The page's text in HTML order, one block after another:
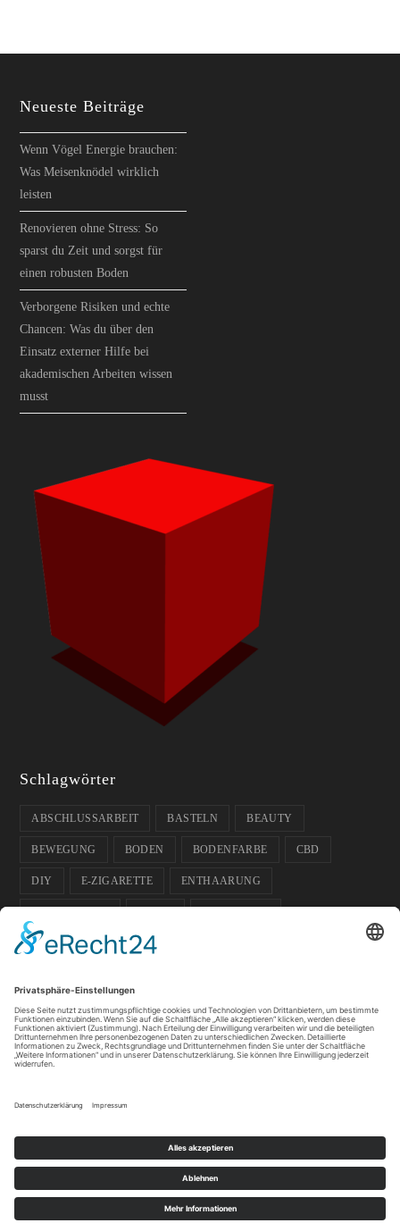
Neueste Beiträge
Wenn Vögel Energie brauchen:
Was Meisenknödel wirklich
leisten
Renovieren ohne Stress: So
sparst du Zeit und sorgst für
einen robusten Boden
Verborgene Risiken und echte
Chancen: Was du über den
Einsatz externer Hilfe bei
akademischen Arbeiten wissen
musst
Schlagwörter
ABSCHLUSSARBEIT BASTELN BEAUTY
BEWEGUNG BODEN BODENFARBE CBD
DIY E-ZIGARETTE ENTHAARUNG
FUSSBODENFARBE
HAUSTIERE HOCHZEIT ISOKINETIK
KOSMETIK LICHT PFLANZEN SOMMER
SPORT
WELLNESS
Datenschutz Impressum